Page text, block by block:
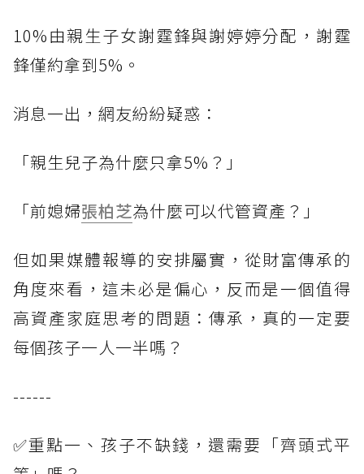
10%由親生子女謝霆鋒與謝婷婷分配，謝霆
鋒僅約拿到5%。
消息一出，網友紛紛疑惑：
「親生兒子為什麼只拿5%？」
「前媳婦張柏芝為什麼可以代管資產？」
但如果媒體報導的安排屬實，從財富傳承的
角度來看，這未必是偏心，反而是一個值得
高資產家庭思考的問題：傳承，真的一定要
每個孩子一人一半嗎？
------
✅重點一、孩子不缺錢，還需要「齊頭式平